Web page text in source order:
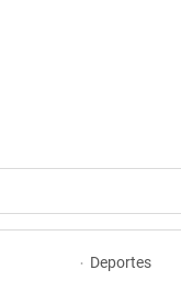
Deportes